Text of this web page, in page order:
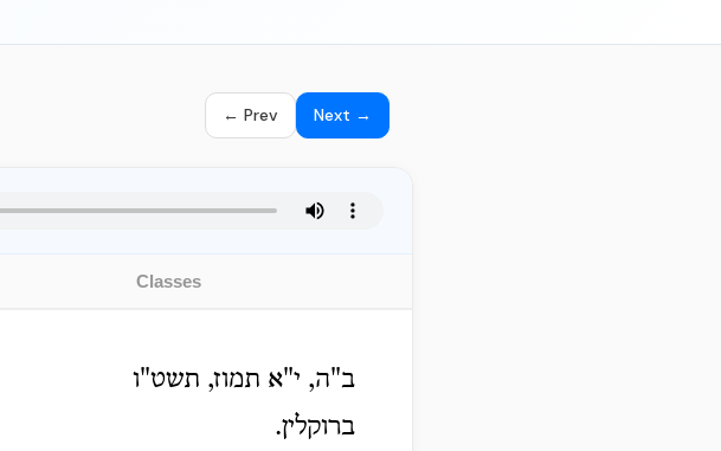
← Prev Next →
Classes
ב"ה, י"א תמוז, תשט"ו
ברוקלין.